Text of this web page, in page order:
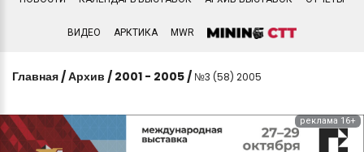
ВИДЕО АРКТИКА MWR
Главная /Архив / 2001 - 2005 / №3 (58) 2005
реклама 16+